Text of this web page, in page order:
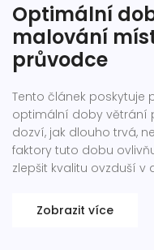
Optimální
malování
průvodce
Tento článek
optimální doby větrání
dozví, jak dlouho trvá,
faktory tuto dobu
zlepšit kvalitu ovzduší
zajistit, aby vaše
Zobrazit více